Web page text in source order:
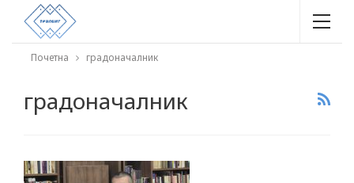
Почетна градоначалник
градоначалник